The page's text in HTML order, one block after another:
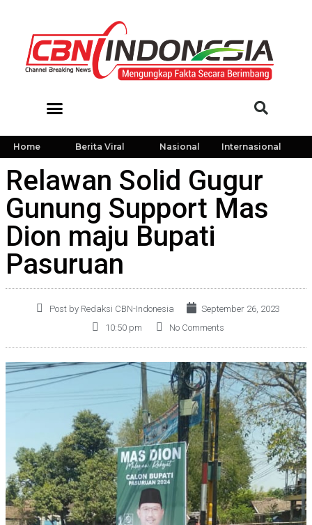
Home Berita Viral Nasional Internasional
Relawan Solid Gugur
Gunung Support Mas
Dion maju Bupati
Pasuruan
Post by Redaksi CBN-Indonesia
September 26, 2023
10:50 pm
No Comments